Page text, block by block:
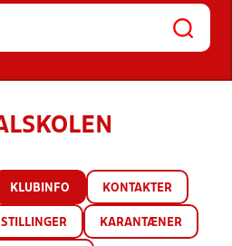
HOLD
KLUBINFO KONTAKTER
STILLINGER KARANTÆNER